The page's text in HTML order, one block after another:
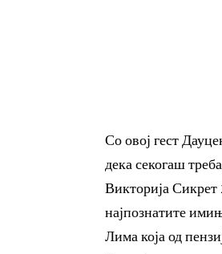
Со овој гест
дека секогаш
Викторија Сикрет
најпознатите
Лима која од